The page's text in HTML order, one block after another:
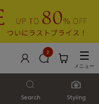
2
メニュー
Search Styling